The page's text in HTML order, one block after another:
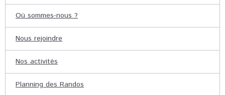
Où sommes-nous ?
Nous rejoindre
Nos activités
Planning des Randos